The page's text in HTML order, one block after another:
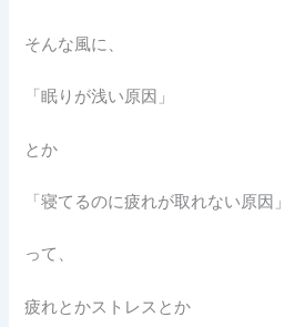
そんな風に、
「眠りが浅い原因」
とか
「寝てるのに疲れが取れない原因」
って、
疲れとかストレスとか